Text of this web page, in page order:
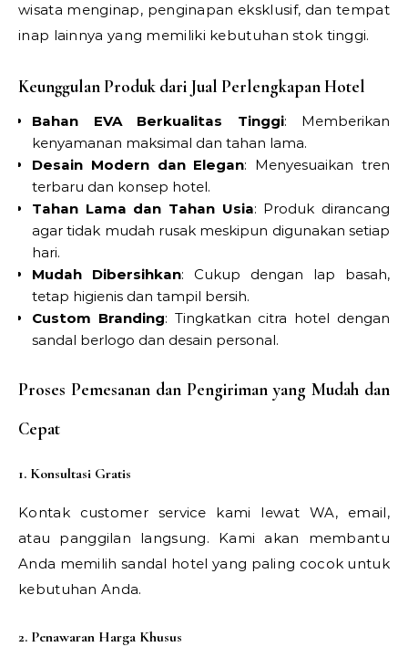
wisata menginap, penginapan eksklusif, dan tempat
inap lainnya yang memiliki kebutuhan stok tinggi.
Keunggulan Produk dari Jual Perlengkapan Hotel
Bahan EVA Berkualitas Tinggi: Memberikan
kenyamanan maksimal dan tahan lama.
Desain Modern dan Elegan: Menyesuaikan tren
terbaru dan konsep hotel.
Tahan Lama dan Tahan Usia: Produk dirancang
agar tidak mudah rusak meskipun digunakan setiap
hari.
Mudah Dibersihkan: Cukup dengan lap basah,
tetap higienis dan tampil bersih.
Custom Branding: Tingkatkan citra hotel dengan
sandal berlogo dan desain personal.
Proses Pemesanan dan Pengiriman yang Mudah dan
Cepat
1. Konsultasi Gratis
Kontak customer service kami lewat WA, email,
atau panggilan langsung. Kami akan membantu
Anda memilih sandal hotel yang paling cocok untuk
kebutuhan Anda.
2. Penawaran Harga Khusus